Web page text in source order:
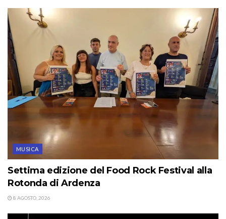
MUSICA
Settima edizione del Food Rock Festival alla
Rotonda di Ardenza
8 AGOSTO, 2026